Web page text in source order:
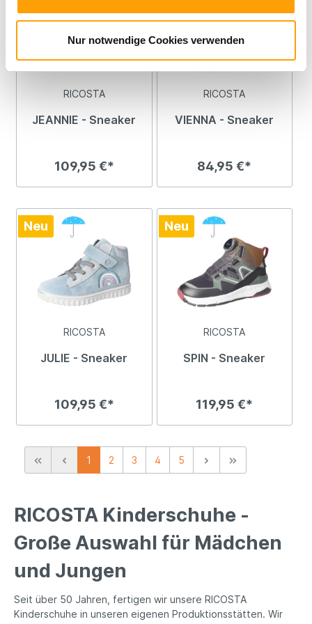
Nur notwendige Cookies verwenden
RICOSTA
JEANNIE - Sneaker
109,95 €*
RICOSTA
VIENNA - Sneaker
84,95 €*
Neu
RICOSTA
JULIE - Sneaker
109,95 €*
Neu
RICOSTA
SPIN - Sneaker
119,95 €*
1 2 3 4 5
RICOSTA Kinderschuhe -
Große Auswahl für Mädchen
und Jungen
Seit über 50 Jahren, fertigen wir unsere RICOSTA
Kinderschuhe in unseren eigenen Produktionsstätten. Wir